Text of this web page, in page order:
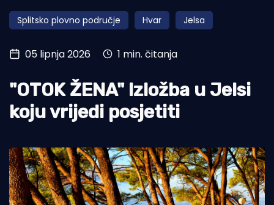
Obala
Otoci
Turizam i nautika
Pomorstvo
Ribolov
Tradicija i kultura
Splitsko plovno područje Hvar Jelsa
05 lipnja 2026 1 min. čitanja
"OTOK ŽENA" Izložba u Jelsi
koju vrijedi posjetiti